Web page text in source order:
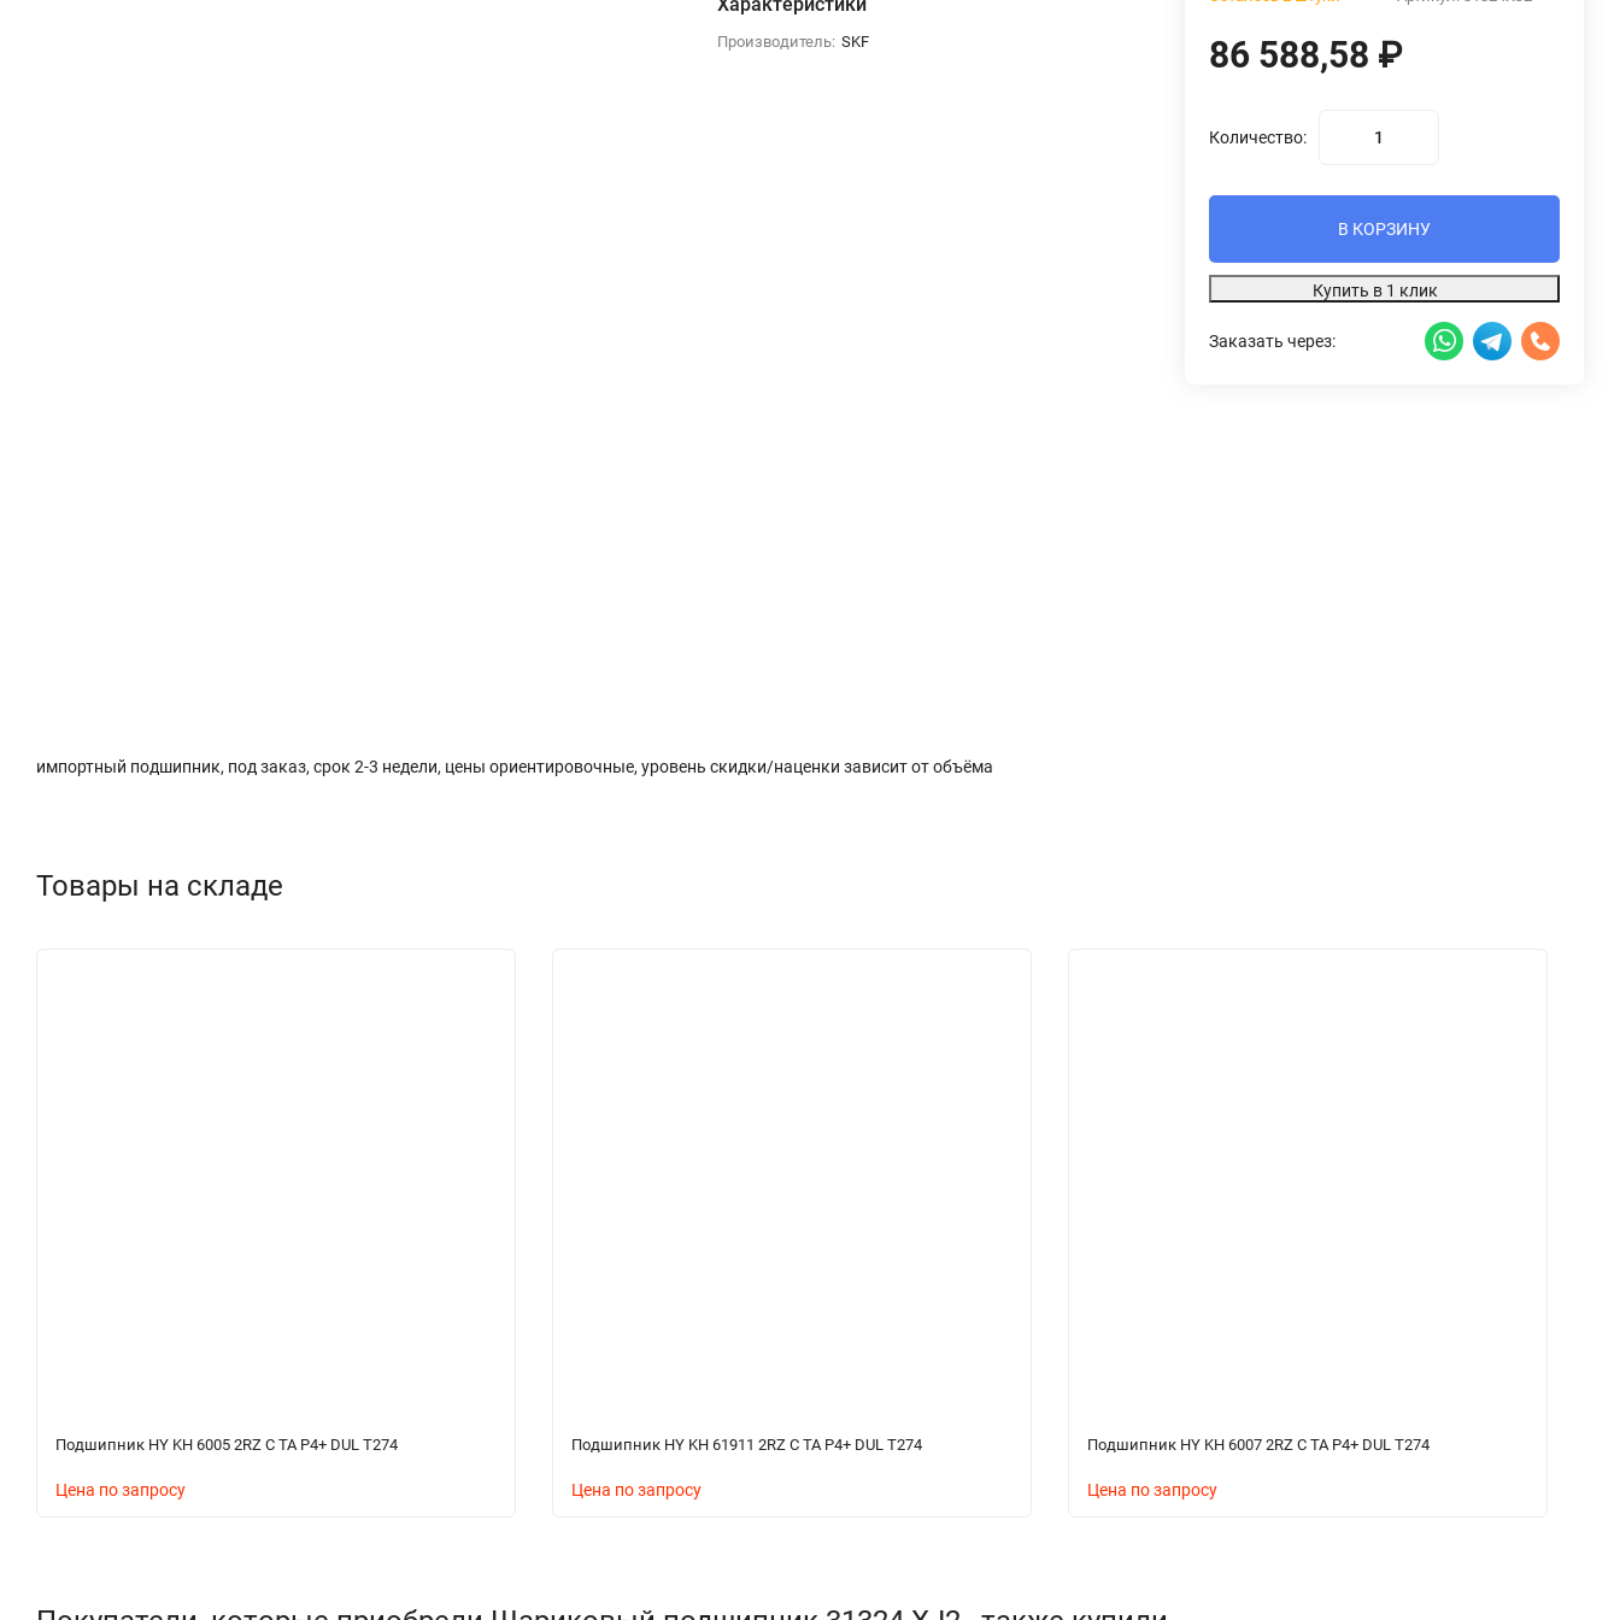
Производитель: SKF 86 588,58 ₽
Количество:
В КОРЗИНУ
Купить в 1 клик
Заказать через:
импортный подшипник, под заказ, срок 2-3 недели, цены ориентировочные, уровень скидки/наценки зависит от объёма
Товары на складе
Подшипник HY KH 6005 2RZ C TA P4+ DUL T274
Цена по запросу
Подшипник HY KH 61911 2RZ C TA P4+ DUL T274
Цена по запросу
Подшипник HY KH 6007 2RZ C TA P4+ DUL T274
Цена по запросу